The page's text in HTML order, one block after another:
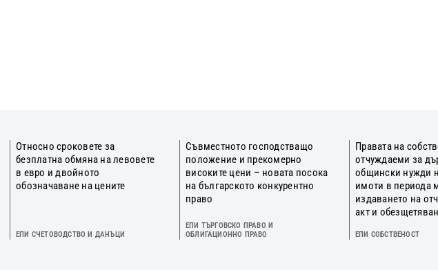
Относно сроковете за
безплатна обмяна на левовете
в евро и двойното
обозначаване на цените
ЕПИ СЧЕТОВОДСТВО И ДАНЪЦИ
Съвместното господстващо
положение и прекомерно
високите цени – новата посока
на българското конкурентно
право
ЕПИ ТЪРГОВСКО ПРАВО И
ОБЛИГАЦИОННО ПРАВО
Правата на
отчуждаеми за
общински нужди
имоти в периода
издаването на
акт и
ЕПИ СОБСТВЕНОСТ